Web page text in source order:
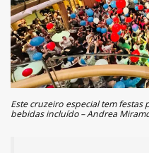
Este cruzeiro especial tem
bebidas incluído – Andrea